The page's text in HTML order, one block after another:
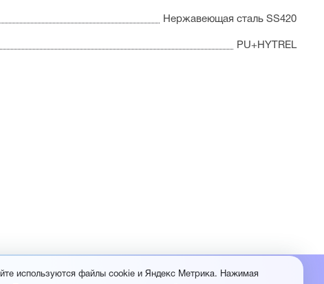
Нержавеющая сталь SS420
PU+HYTREL
используются файлы cookie и Яндекс Метрика. Нажимая